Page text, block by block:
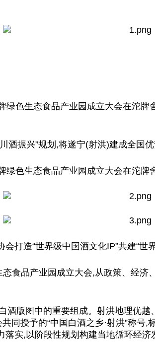
绿色生态食品产业园成立大会在沱
酒振兴”规划,将遂宁(射洪)建成全国
绿色生态食品产业园成立大会在沱牌
会打造“世界级中国酒文化IP”共建“世
态食品产业园成立大会,从政策、经
酒版图中的重要组成。射洪地理优
同授予的“中国 白酒之乡·射洪”称号
落实,以阶段性规划构建当地循环经济